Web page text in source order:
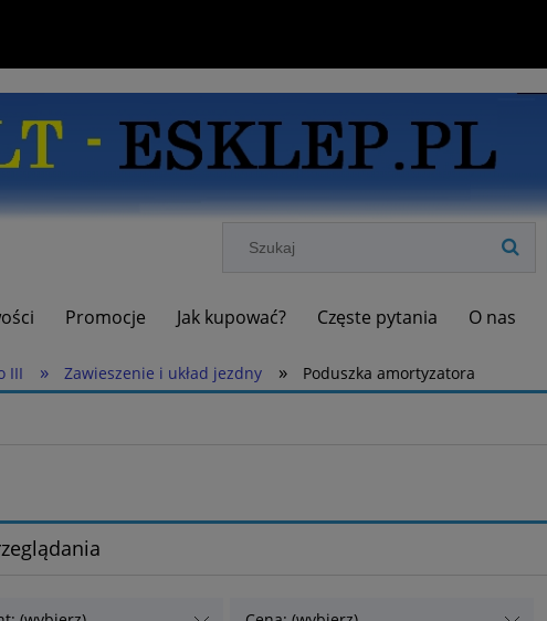
Promocje Jak kupować? Częste pytania O nas
III » Zawieszenie i układ jezdny » Poduszka amortyzatora